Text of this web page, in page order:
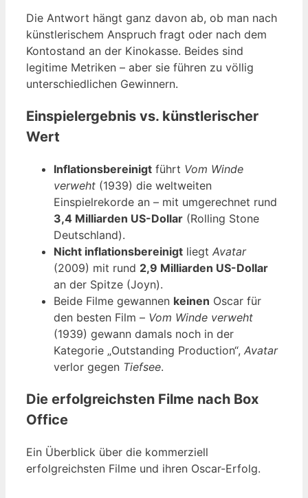
Die Antwort hängt ganz davon ab, ob man nach
künstlerischem Anspruch fragt oder nach dem
Kontostand an der Kinokasse. Beides sind
legitime Metriken – aber sie führen zu völlig
unterschiedlichen Gewinnern.
Einspielergebnis vs. künstlerischer
Wert
Inflationsbereinigt führt Vom Winde
verweht (1939) die weltweiten
Einspielrekorde an – mit umgerechnet rund
3,4 Milliarden US-Dollar (Rolling Stone
Deutschland).
Nicht inflationsbereinigt liegt Avatar
(2009) mit rund 2,9 Milliarden US-Dollar
an der Spitze (Joyn).
Beide Filme gewannen keinen Oscar für
den besten Film – Vom Winde verweht
(1939) gewann damals noch in der
Kategorie „Outstanding Production“, Avatar
verlor gegen Tiefsee.
Die erfolgreichsten Filme nach Box
Office
Ein Überblick über die kommerziell
erfolgreichsten Filme und ihren Oscar-Erfolg.